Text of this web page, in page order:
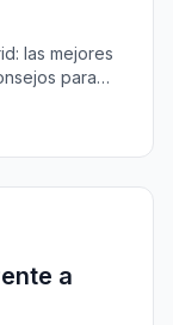
las mejores
para
a